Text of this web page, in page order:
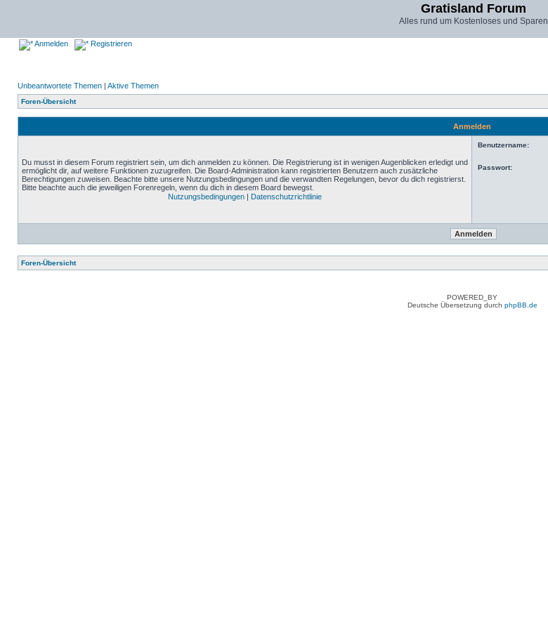
Gratisland Forum
Alles rund um Kostenloses und Sparen
Anmelden Registrieren
Unbeantwortete Themen | Aktive Themen
Foren-Übersicht
Anmelden
Du musst in diesem Forum registriert sein, um dich anmelden zu können. Die Registrierung ist in wenigen Augenblicken erledigt und
ermöglicht dir, auf weitere Funktionen zuzugreifen. Die Board-Administration kann registrierten Benutzern auch zusätzliche
Berechtigungen zuweisen. Beachte bitte unsere Nutzungsbedingungen und die verwandten Regelungen, bevor du dich registrierst.
Bitte beachte auch die jeweiligen Forenregeln, wenn du dich in diesem Board bewegst.
Nutzungsbedingungen | Datenschutzrichtlinie
Benutzername:
Passwort:
Foren-Übersicht
POWERED_BY
Deutsche Übersetzung durch phpBB.de